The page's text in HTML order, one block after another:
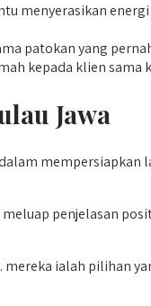
menyerasikan
patokan yang
kepada klien sama
Jawa
penjelasan
ialah pilihan